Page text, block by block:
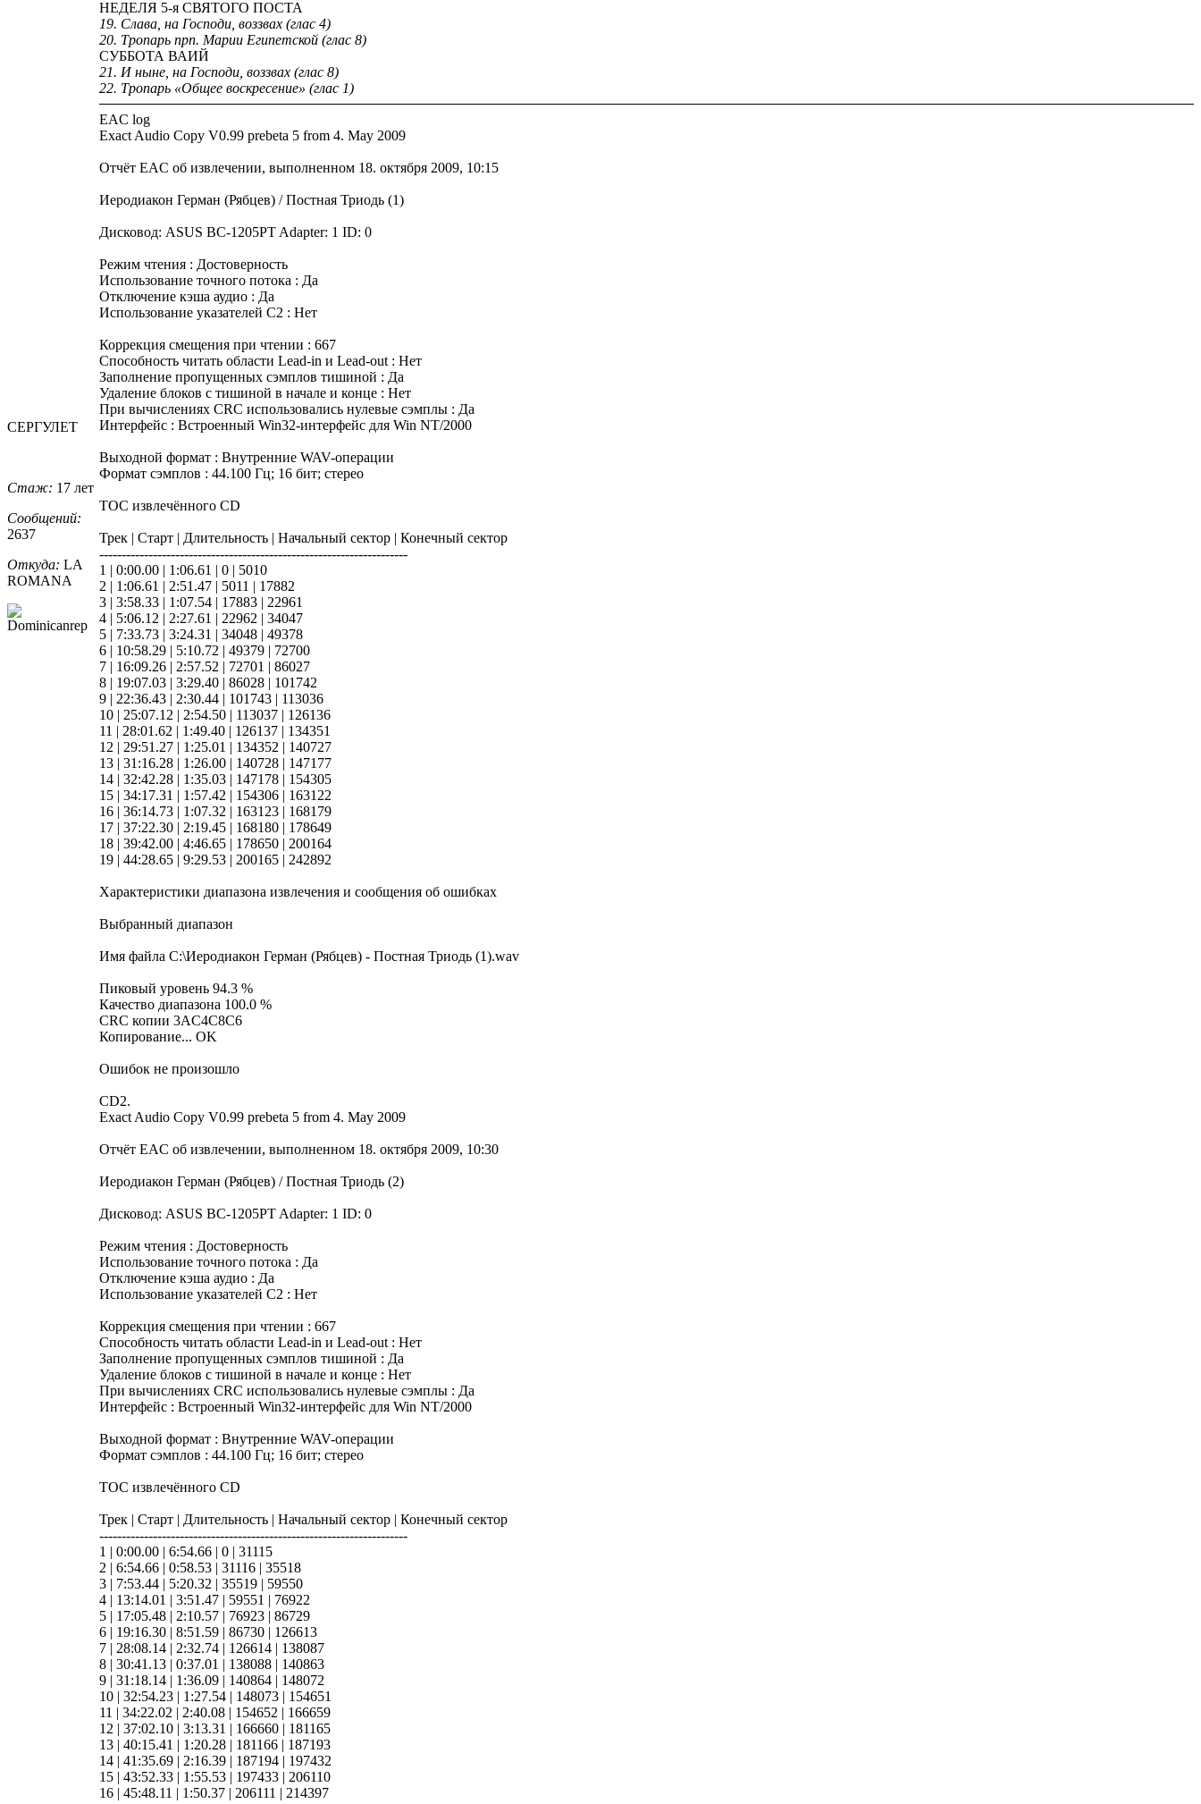
СЕРГУЛЕТ
Стаж: 17 лет
Сообщений:
2637
Откуда: LA
ROMANA
НЕДЕЛЯ 5-я СВЯТОГО ПОСТА
19. Слава, на Господи, воззвах (глас 4)
20. Тропарь прп. Марии Египетской (глас 8)
СУББОТА ВАИЙ
21. И ныне, на Господи, воззвах (глас 8)
22. Тропарь «Общее воскресение» (глас 1)
EAC log
Exact Audio Copy V0.99 prebeta 5 from 4. May 2009
Отчёт EAC об извлечении, выполненном 18. октября 2009, 10:15
Иеродиакон Герман (Рябцев) / Постная Триодь (1)
Дисковод: ASUS BC-1205PT Adapter: 1 ID: 0
Режим чтения : Достоверность
Использование точного потока : Да
Отключение кэша аудио : Да
Использование указателей C2 : Нет
Коррекция смещения при чтении : 667
Способность читать области Lead-in и Lead-out : Нет
Заполнение пропущенных сэмплов тишиной : Да
Удаление блоков с тишиной в начале и конце : Нет
При вычислениях CRC использовались нулевые сэмплы : Да
Интерфейс : Встроенный Win32-интерфейс для Win NT/2000
Выходной формат : Внутренние WAV-операции
Формат сэмплов : 44.100 Гц; 16 бит; стерео
TOC извлечённого CD
Трек | Старт | Длительность | Начальный сектор | Конечный сектор
---------------------------------------------------------------------
1 | 0:00.00 | 1:06.61 | 0 | 5010
2 | 1:06.61 | 2:51.47 | 5011 | 17882
3 | 3:58.33 | 1:07.54 | 17883 | 22961
4 | 5:06.12 | 2:27.61 | 22962 | 34047
5 | 7:33.73 | 3:24.31 | 34048 | 49378
6 | 10:58.29 | 5:10.72 | 49379 | 72700
7 | 16:09.26 | 2:57.52 | 72701 | 86027
8 | 19:07.03 | 3:29.40 | 86028 | 101742
9 | 22:36.43 | 2:30.44 | 101743 | 113036
10 | 25:07.12 | 2:54.50 | 113037 | 126136
11 | 28:01.62 | 1:49.40 | 126137 | 134351
12 | 29:51.27 | 1:25.01 | 134352 | 140727
13 | 31:16.28 | 1:26.00 | 140728 | 147177
14 | 32:42.28 | 1:35.03 | 147178 | 154305
15 | 34:17.31 | 1:57.42 | 154306 | 163122
16 | 36:14.73 | 1:07.32 | 163123 | 168179
17 | 37:22.30 | 2:19.45 | 168180 | 178649
18 | 39:42.00 | 4:46.65 | 178650 | 200164
19 | 44:28.65 | 9:29.53 | 200165 | 242892
Характеристики диапазона извлечения и сообщения об ошибках
Выбранный диапазон
Имя файла C:\Иеродиакон Герман (Рябцев) - Постная Триодь (1).wav
Пиковый уровень 94.3 %
Качество диапазона 100.0 %
CRC копии 3AC4C8C6
Копирование... OK
Ошибок не произошло
CD2.
Exact Audio Copy V0.99 prebeta 5 from 4. May 2009
Отчёт EAC об извлечении, выполненном 18. октября 2009, 10:30
Иеродиакон Герман (Рябцев) / Постная Триодь (2)
Дисковод: ASUS BC-1205PT Adapter: 1 ID: 0
Режим чтения : Достоверность
Использование точного потока : Да
Отключение кэша аудио : Да
Использование указателей C2 : Нет
Коррекция смещения при чтении : 667
Способность читать области Lead-in и Lead-out : Нет
Заполнение пропущенных сэмплов тишиной : Да
Удаление блоков с тишиной в начале и конце : Нет
При вычислениях CRC использовались нулевые сэмплы : Да
Интерфейс : Встроенный Win32-интерфейс для Win NT/2000
Выходной формат : Внутренние WAV-операции
Формат сэмплов : 44.100 Гц; 16 бит; стерео
TOC извлечённого CD
Трек | Старт | Длительность | Начальный сектор | Конечный сектор
---------------------------------------------------------------------
1 | 0:00.00 | 6:54.66 | 0 | 31115
2 | 6:54.66 | 0:58.53 | 31116 | 35518
3 | 7:53.44 | 5:20.32 | 35519 | 59550
4 | 13:14.01 | 3:51.47 | 59551 | 76922
5 | 17:05.48 | 2:10.57 | 76923 | 86729
6 | 19:16.30 | 8:51.59 | 86730 | 126613
7 | 28:08.14 | 2:32.74 | 126614 | 138087
8 | 30:41.13 | 0:37.01 | 138088 | 140863
9 | 31:18.14 | 1:36.09 | 140864 | 148072
10 | 32:54.23 | 1:27.54 | 148073 | 154651
11 | 34:22.02 | 2:40.08 | 154652 | 166659
12 | 37:02.10 | 3:13.31 | 166660 | 181165
13 | 40:15.41 | 1:20.28 | 181166 | 187193
14 | 41:35.69 | 2:16.39 | 187194 | 197432
15 | 43:52.33 | 1:55.53 | 197433 | 206110
16 | 45:48.11 | 1:50.37 | 206111 | 214397